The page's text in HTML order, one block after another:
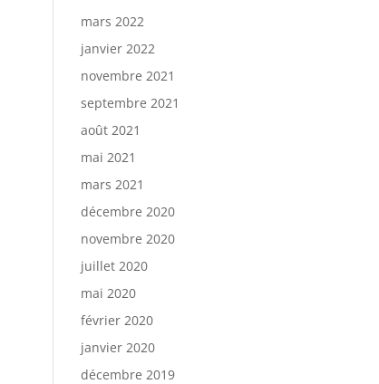
mars 2022
janvier 2022
novembre 2021
septembre 2021
août 2021
mai 2021
mars 2021
décembre 2020
novembre 2020
juillet 2020
mai 2020
février 2020
janvier 2020
décembre 2019